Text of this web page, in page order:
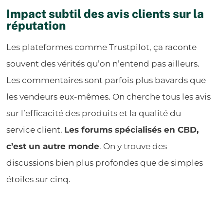
Impact subtil des avis clients sur la
réputation
Les plateformes comme Trustpilot, ça raconte
souvent des vérités qu’on n’entend pas ailleurs.
Les commentaires sont parfois plus bavards que
les vendeurs eux-mêmes. On cherche tous les avis
sur l’efficacité des produits et la qualité du
service client. Les forums spécialisés en CBD,
c’est un autre monde. On y trouve des
discussions bien plus profondes que de simples
étoiles sur cinq.